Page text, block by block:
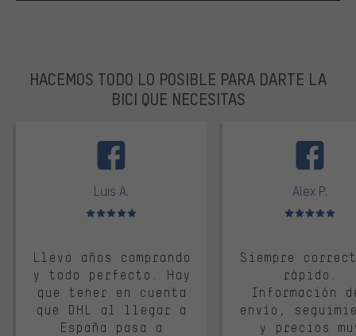
HACEMOS TODO LO POSIBLE PARA DARTE LA
BICI QUE NECESITAS
Luis A.
Valoración media: 5 de 5
Llevo años comprando
y todo perfecto. Hay
que tener en cuenta
que DHL al llegar a
España pasa a
Alex P.
Valoración
Siempre
rápido.
Información
envío,
y precios